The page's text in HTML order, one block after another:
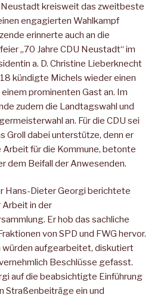
Neustadt kreisweit das zweitbeste
engagierten Wahlkampf
erinnerte auch an die
„70 Jahre CDU Neustadt“ im
a. D. Christine Lieberknecht
kündigte Michels wieder einen
prominenten Gast an. Im
zudem die Landtagswahl und
an. Für die CDU sei
Groll dabei unterstütze, denn er
für die Kommune, betonte
dem Beifall der Anwesenden.
Hans-Dieter Georgi berichtete
Arbeit in der
Er hob das sachliche
von SPD und FWG hervor.
aufgearbeitet, diskutiert
Beschlüsse gefasst.
auf die beabsichtigte Einführung
Straßenbeiträge ein und